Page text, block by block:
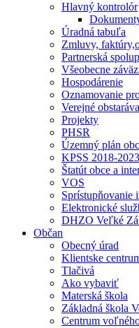
Hlavný kontrolór
Úradná tabuľa
Zmluvy,
Partnerská
Všeobecne
Hospodárenie
Oznamovanie
Verejné
Projekty
PHSR
Územný plán
KPSS 2018-2023
Štatút obce a
VOS
Sprístupňovanie
Elektronické
DHZO Veľké
Občan
Obecný úrad
Klientske
Tlačivá
Ako vybaviť
Materská škola
Základná škola
Centrum